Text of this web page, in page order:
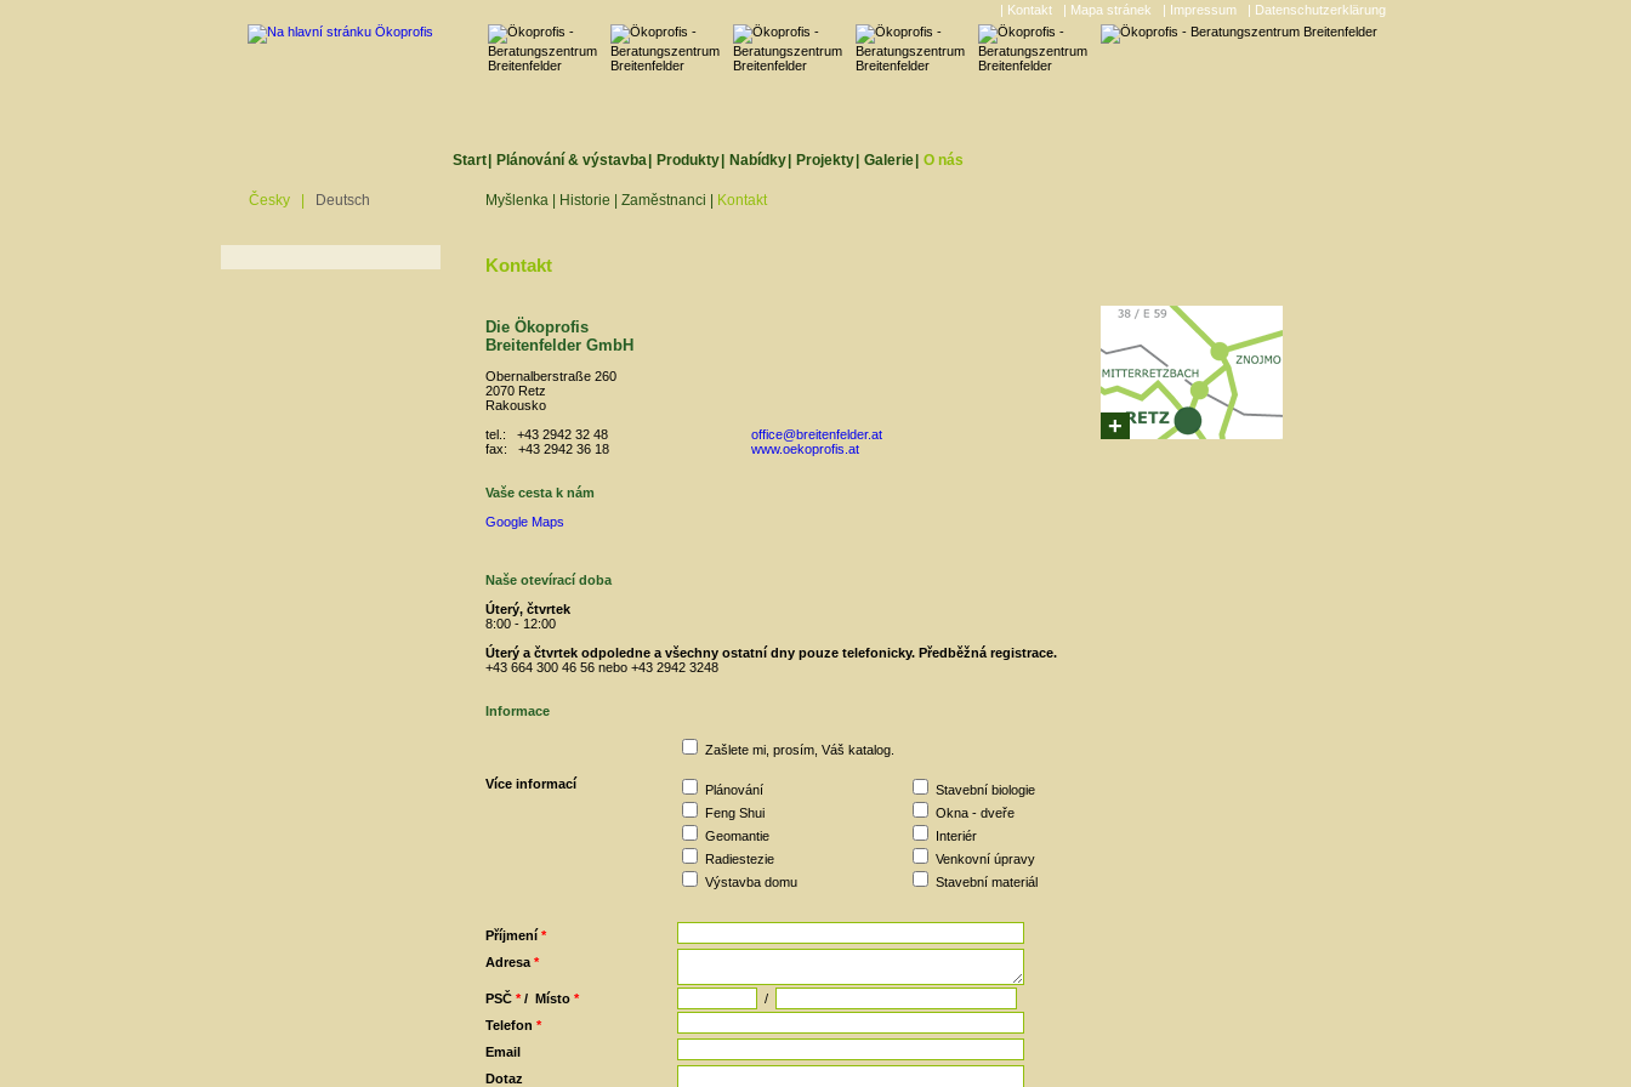
| Kontakt | Mapa stránek | Impressum | Datenschutzerklärung
Start Plánování & výstavba Produkty Nabídky Projekty Galerie O nás
Česky Deutsch Myšlenka Historie Zaměstnanci Kontakt
Kontakt
Die Ökoprofis
Breitenfelder GmbH
Obernalberstraße 260
2070 Retz
Rakousko
tel.: +43 2942 32 48
fax: +43 2942 36 18
office@breitenfelder.at
www.oekoprofis.at
+
Vaše cesta k nám
Google Maps
Naše otevírací doba
Úterý, čtvrtek
8:00 - 12:00
Úterý a čtvrtek odpoledne a všechny ostatní dny pouze telefonicky. Předběžná registrace.
+43 664 300 46 56 nebo +43 2942 3248
Informace
Zašlete mi, prosím, Váš katalog.
Více informací
Plánování
Feng Shui
Geomantie
Radiestezie
Výstavba domu
Stavební biologie
Okna - dveře
Interiér
Venkovní úpravy
Stavební materiál
Příjmení *
Adresa *
PSČ */ Místo *
/
Telefon *
Email
Dotaz